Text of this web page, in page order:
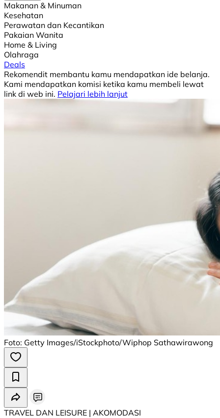
Makanan & Minuman
Kesehatan
Perawatan dan Kecantikan
Pakaian Wanita
Home & Living
Olahraga
Deals
Rekomendit membantu kamu mendapatkan ide belanja.
Kami mendapatkan komisi ketika kamu membeli lewat
link di web ini. Pelajari lebih lanjut
Foto: Getty Images/iStockphoto/Wiphop Sathawirawong
TRAVEL DAN LEISURE | AKOMODASI